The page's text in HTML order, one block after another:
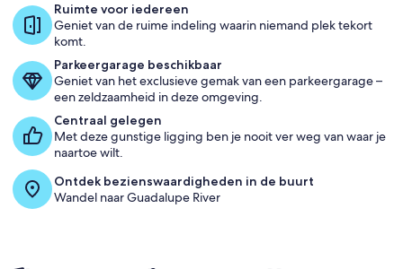
Privékeuken
Ruimte voor iedereen
Geniet van de ruime indeling waarin niemand plek tekort
komt.
Parkeergarage beschikbaar
Geniet van het exclusieve gemak van een parkeergarage –
een zeldzaamheid in deze omgeving.
Centraal gelegen
Met deze gunstige ligging ben je nooit ver weg van waar je
naartoe wilt.
Ontdek bezienswaardigheden in de buurt
Wandel naar Guadalupe River